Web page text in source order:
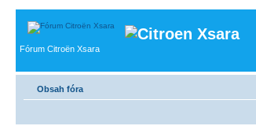
Fórum Citroën Xsara
Obsah fóra